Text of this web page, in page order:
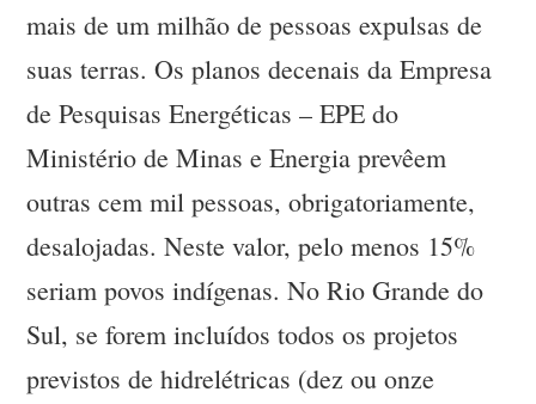
mais de um milhão de pessoas expulsas de
suas terras. Os planos decenais da Empresa
de Pesquisas Energéticas – EPE do
Ministério de Minas e Energia prevêem
outras cem mil pessoas, obrigatoriamente,
desalojadas. Neste valor, pelo menos 15%
seriam povos indígenas. No Rio Grande do
Sul, se forem incluídos todos os projetos
previstos de hidrelétricas (dez ou onze